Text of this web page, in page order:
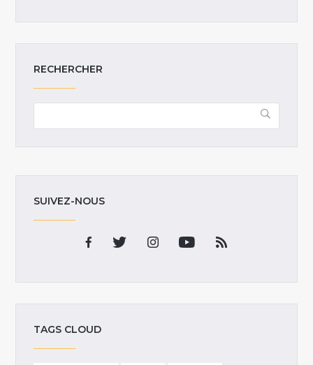
RECHERCHER
SUIVEZ-NOUS
TAGS CLOUD